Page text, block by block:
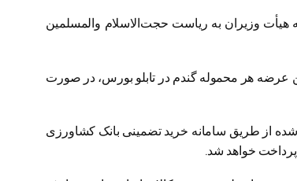
شرکت مادر تخصصی بازرگانی دولتی ایران برای سال ۱۳۹۶ در جلسه عصر یکشنبه هیأت وزیران به ریاست حجت‌الاسلام والمسلمین
عرضه هر محموله گندم در تابلو بورس، در صورت
از طریق سامانه خرید تضمینی بانک کشاورزی